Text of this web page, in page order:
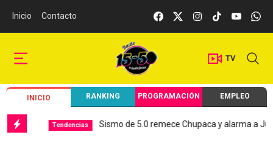
Inicio Contacto
TV
INICIO RANKING PROGRAMACIÓN EMPLEO
Tendencias Sismo de 5.0 remece Chupaca y alarma a Junín